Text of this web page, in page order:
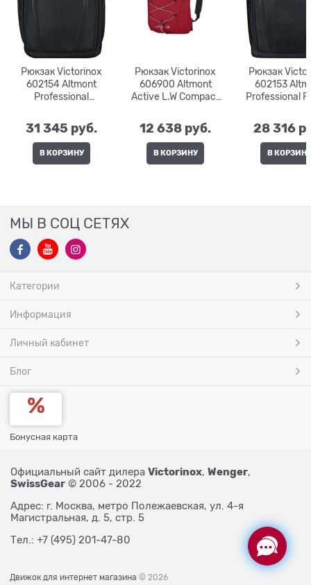
Рюкзак Victorinox
602154 Altmont
Professional
24 л. | 30x23x43
31 345 руб.
В КОРЗИНУ
Рюкзак Victorinox
606900 Altmont
Active L.W Compact
28x17x44
12 638 руб.
В КОРЗИНУ
Рюкзак
602153
Professional
28 316
В КОРЗИНУ
МЫ В СОЦ СЕТЯХ
Категории
Информация
Личный кабинет
Блог
Бонусная карта
Официальный сайт дилера Victorinox, Wenger,
SwissGear © 2006 - 2022
Адрес: г. Москва, метро Полежаевская, ул. 4-я
Магистральная, д. 5, стр. 5
Тел.: +7 (495) 201-47-80
Движок для интернет магазина © 2026